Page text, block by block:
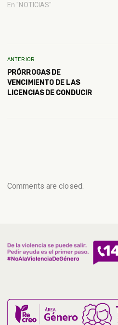
En "NOTICIAS"
ANTERIOR
PRÓRROGAS DE
VENCIMIENTO DE LAS
LICENCIAS DE CONDUCIR
Comments are closed.